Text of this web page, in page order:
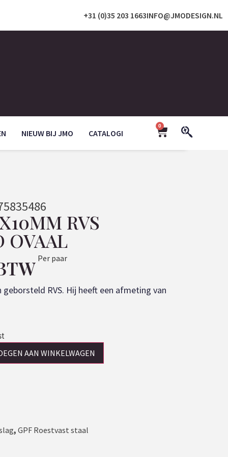
INFO@JMODESIGN.NL
+31 (0)35 203 1663
NIEUW BIJ JMO CATALOGI
0
RVS
OVAAL
Per paar
RVS. Hij heeft een afmeting van
AAN WINKELWAGEN
, GPF Roestvast staal